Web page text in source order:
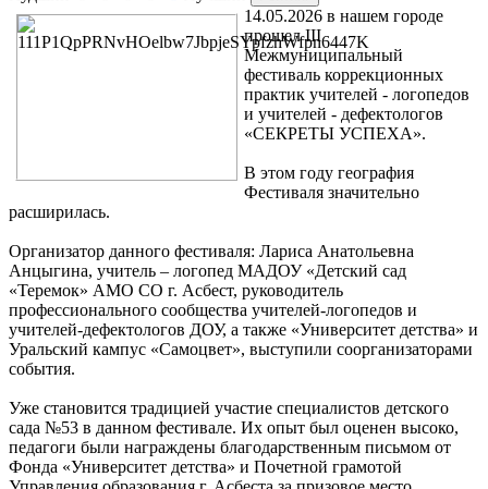
14.05.2026 в нашем городе
прошел III
Межмуниципальный
фестиваль коррекционных
практик учителей - логопедов
и учителей - дефектологов
«СЕКРЕТЫ УСПЕХА».
В этом году география
Фестиваля значительно
расширилась.
Организатор данного фестиваля: Лариса Анатольевна
Анцыгина, учитель – логопед МАДОУ «Детский сад
«Теремок» АМО СО г. Асбест, руководитель
профессионального сообщества учителей-логопедов и
учителей-дефектологов ДОУ, а также «Университет детства» и
Уральский кампус «Самоцвет», выступили соорганизаторами
события.
Уже становится традицией участие специалистов детского
сада №53 в данном фестивале. Их опыт был оценен высоко,
педагоги были награждены благодарственным письмом от
Фонда «Университет детства» и Почетной грамотой